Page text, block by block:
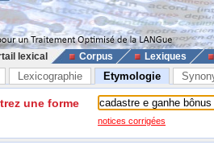
lexical Corpus Lexiques
Lexicographie Etymologie
une forme
notices corrigées